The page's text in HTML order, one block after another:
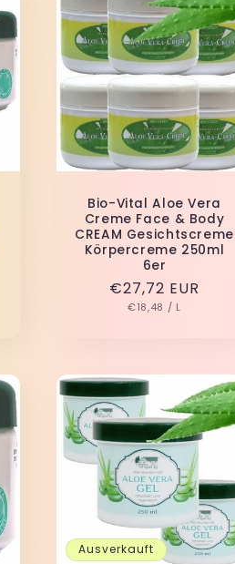
Bio-Vital Aloe Vera
Creme Face & Body
CREAM Gesichtscreme
Körpercreme 250ml
6er
Normaler
Preis
€27,72 EUR
GRUNDPREIS
€18,48 / PRO
L
Ausverkauft